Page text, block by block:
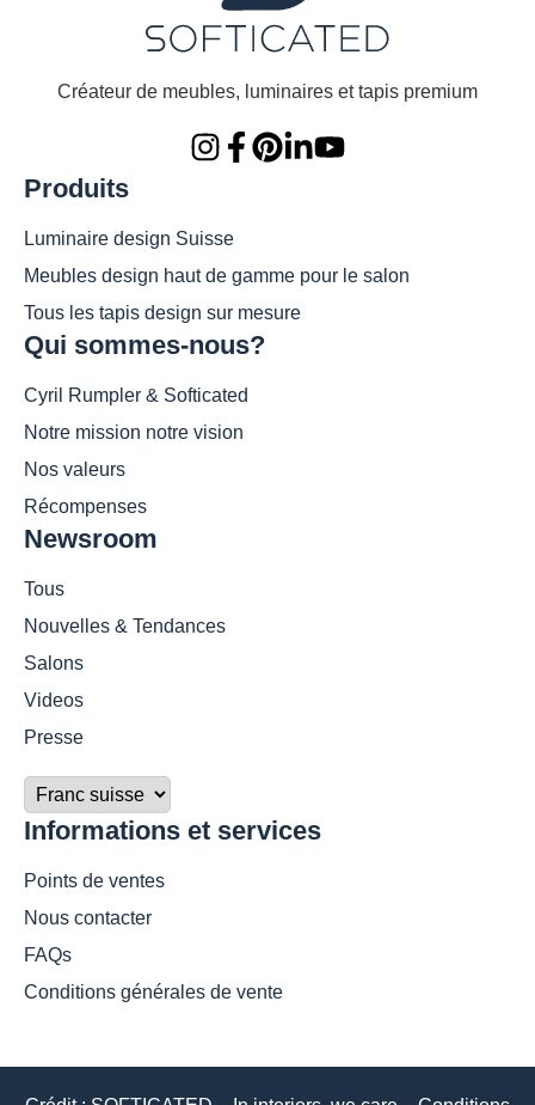
Créateur de meubles, luminaires et tapis premium
Produits
Luminaire design Suisse
Meubles design haut de gamme pour le salon
Tous les tapis design sur mesure
Qui sommes-nous?
Cyril Rumpler & Softicated
Notre mission notre vision
Nos valeurs
Récompenses
Newsroom
Tous
Nouvelles & Tendances
Salons
Videos
Presse
Informations et services
Points de ventes
Nous contacter
FAQs
Conditions générales de vente